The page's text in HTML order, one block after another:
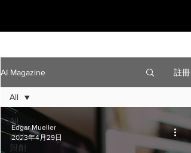
AI Magazine 註冊
All
科技
與創
All
Edgar Mueller
2023年4月29日